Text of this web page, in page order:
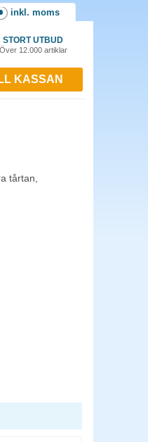
inkl. moms
STORT UTBUD
Över 12.000 artiklar
KASSAN
tårtan,